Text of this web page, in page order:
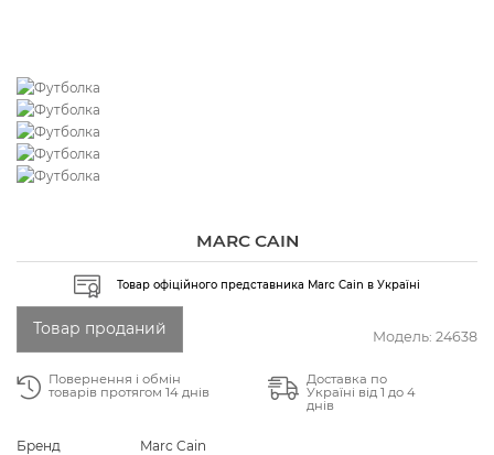
MARC CAIN
Товар офіційного представника Marc Cain в Україні
Модель: 24638
Товар проданий
Повернення і обмін
товарів протягом 14 днів
Доставка по
Україні від 1 до 4
днів
Бренд
Marc Cain